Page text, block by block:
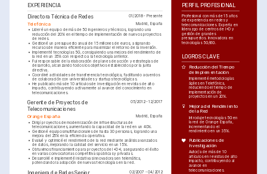
EXPERIENCIA
Directora Técnica de Redes 01/2018 - Presente
Telefónica
Madrid, España
• Lideré un equipo de más de 50 ingenieros y técnicos, logrando una
reducción del 20% en el tiempo de implementación de nuevos proyectos
de redes.
• Gestioné un presupuesto anual de 15 millones de euros, asignando
recursos de manera eficiente para maximizar el retorno de la inversión.
• Implementé tecnologías 5G, consiguiendo una mejora del rendimiento de
la red en un 35% con respecto a la tecnología anterior.
• Fui responsable de la elaboración de planes de acción y estrategias de
desarrollo, alcanzando todos los objetivos establecidos por la junta
directiva.
• Coordiné actividades de transferencia tecnológica, facilitando acuerdos
de colaboración con universidades y startups tecnológicas.
• He publicado más de 10 artículos de investigación en revistas de alto
impacto, contribuyendo activamente al avance del conocimiento en
telecomunicaciones.
Gerente de Proyectos de
Telecomunicaciones
05/2012 - 12/2017
Orange España
Madrid, España
• Dirigí proyectos de modernización de infraestructuras de
telecomunicaciones, aumentando la capacidad de la red en un 40%.
• Gestioné equipos multifuncionales de hasta 30 personas, logrando una
mejora del 25% en la eficiencia operativa.
• Evalué y optimicé el rendimiento de la red mediante análisis avanzados
de datos, mejorando la calidad del servicio en un 15%.
• Obtuvimos financiamiento para proyectos de I+D+I, asegurando el éxito
en varias convocatorias competitivas públicas y privadas.
• Desarrollé e implementé iniciativas innovadoras en telemática,
potenciando la adopción de nuevas tecnologías en la red.
Ingeniera de Redes Senior 02/2007 - 04/2012
PERFIL PROFESIONAL
Profesional con más de 15 años
de experiencia en redes y
telecomunicaciones. Experta en
liderazgo de centros de I+D y
gestión de grandes
presupuestos. Innovadora en
tecnologías 5G/6G.
LOGROS CLAVE
Reducción del Tiempo
de Implementación
Implementé metodologías
ágiles en Telefónica,
reduciendo el tiempo de
implementación de
proyectos en un 20%.
Mejora del Rendimiento
de la Red
Introduje tecnologías 5G en
la red de Orange España,
incrementando el
rendimiento en un 35%.
Publicaciones de
Investigación
Autor/a de más de 10
artículos en revistas de alto
impacto, contribuyendo al
avance en
telecomunicaciones.